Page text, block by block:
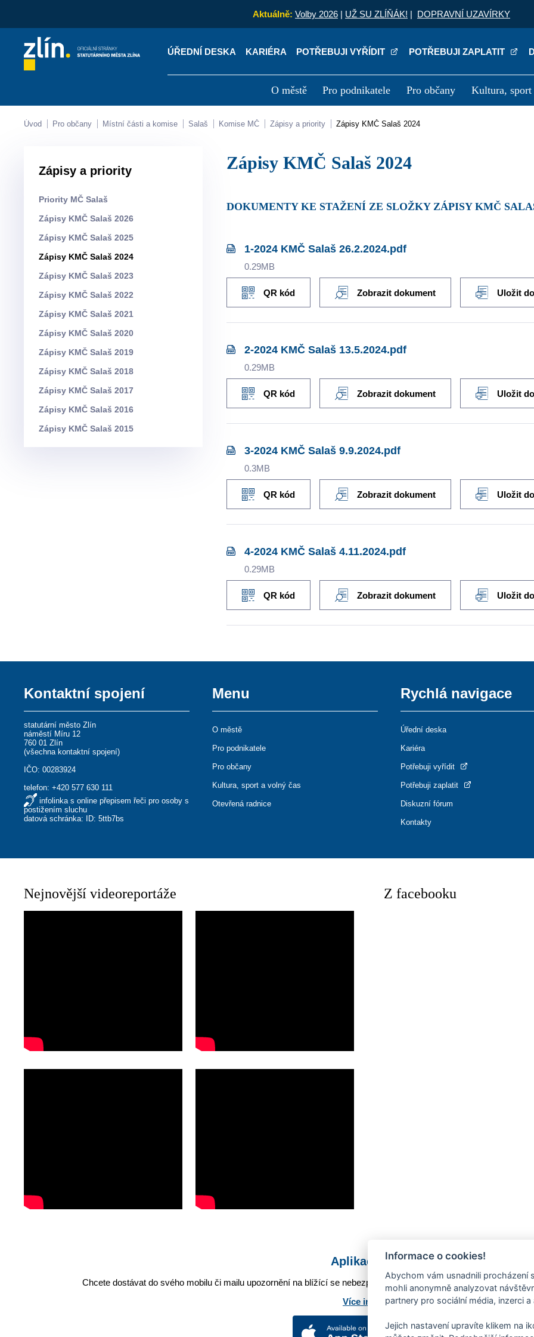
Aktuálně: Volby 2026 | UŽ SU ZLÍŇÁK! | DOPRAVNÍ UZAVÍRKY
ÚŘEDNÍ DESKA KARIÉRA POTŘEBUJI VYŘÍDIT POTŘEBUJI ZAPLATIT
O městě Pro podnikatele Pro občany Kultura, sport
Kontakty Úřední deska Kariéra
Úvod Pro občany Místní části a komise Salaš Komise MČ Zápisy a priority Zápisy KMČ Salaš 2024
Zápisy a priority
Priority MČ Salaš
Zápisy KMČ Salaš 2026
Zápisy KMČ Salaš 2025
Zápisy KMČ Salaš 2024
Zápisy KMČ Salaš 2023
Zápisy KMČ Salaš 2022
Zápisy KMČ Salaš 2021
Zápisy KMČ Salaš 2020
Zápisy KMČ Salaš 2019
Zápisy KMČ Salaš 2018
Zápisy KMČ Salaš 2017
Zápisy KMČ Salaš 2016
Zápisy KMČ Salaš 2015
Zápisy KMČ Salaš 2024
DOKUMENTY KE STAŽENÍ ZE SLOŽKY ZÁPISY KMČ
1-2024 KMČ Salaš 26.2.2024.pdf
0.29MB
QR kód Zobrazit dokument Uložit
2-2024 KMČ Salaš 13.5.2024.pdf
0.29MB
QR kód Zobrazit dokument Uložit
3-2024 KMČ Salaš 9.9.2024.pdf
0.3MB
QR kód Zobrazit dokument Uložit
4-2024 KMČ Salaš 4.11.2024.pdf
0.29MB
QR kód Zobrazit dokument Uložit
Kontaktní spojení
statutární město Zlín
náměstí Míru 12
760 01 Zlín
(všechna kontaktní spojení)
IČO: 00283924
telefon:+420 577 630 111
infolinka s online přepisem řeči pro osoby s
postižením sluchu
datová schránka: ID: 5ttb7bs
Menu
O městě
Pro podnikatele
Pro občany
Kultura, sport a volný čas
Otevřená radnice
Rychlá navigace
Úřední deska
Kariéra
Potřebuji vyřídit
Potřebuji zaplatit
Diskuzní fórum
Kontakty
Nejnovější videoreportáže Z facebooku
Aplikace Mobilní rozhlas
Chcete dostávat do svého mobilu či mailu upozornění na blížící se nebezpečí, odstávky, poruchy a výpadky
Více informací o aplikaci
Informace o cookies!
Abychom vám usnadnili procházení
mohli anonymně analyzovat
partnery pro sociální média, inzerci a
Jejich nastavení upravíte klikem na